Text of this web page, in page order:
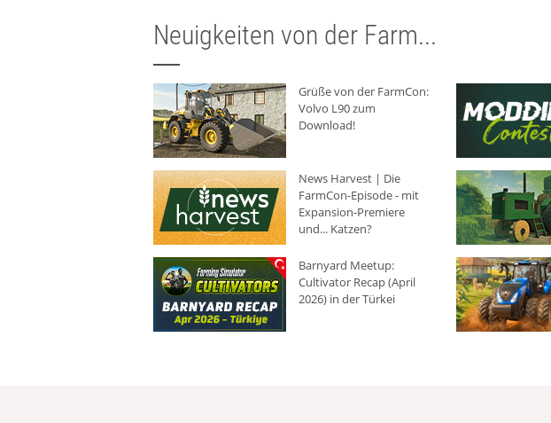
Neuigkeiten von der Farm...
Grüße von der FarmCon:
Volvo L90 zum
Download!
News Harvest | Die
FarmCon-Episode - mit
Expansion-Premiere
und... Katzen?
Barnyard Meetup:
Cultivator Recap (April
2026) in der Türkei